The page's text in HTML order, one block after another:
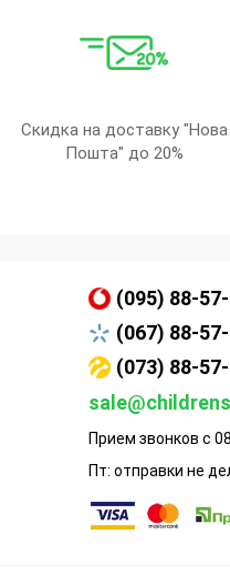
Скидка на доставку "Нова
Пошта" до 20%
(095) 88-
(067) 88-
(073) 88-
Прием звонков с
Пт: отправки не